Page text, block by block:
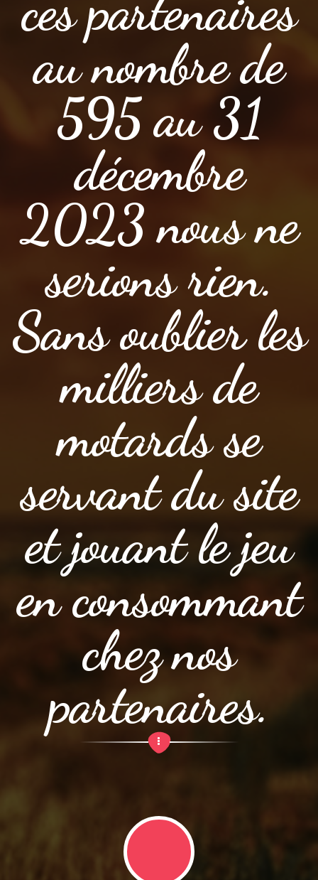
au nombre de
595 au 31
décembre
2023 nous ne
serions rien.
Sans oublier les
milliers de
motards se
servant du site
et jouant le jeu
en consommant
chez nos
partenaires.